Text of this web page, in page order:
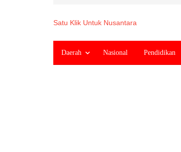
Satu Klik Untuk Nusantara
Daerah Nasional Pendidikan